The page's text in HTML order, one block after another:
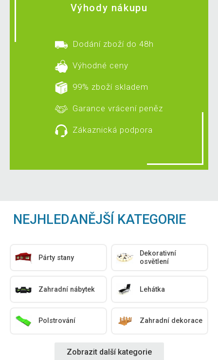
Výhody nákupu
Dodání zboží do 48h
Výhodné ceny
99% zboží skladem
Garance vrácení peněz
Zákaznická podpora
NEJHLEDANĚJŠÍ KATEGORIE
Párty stany
Dekorativní
osvětlení
Zahradní nábytek Lehátka
Polstrování Zahradní dekorace
Zobrazit další kategorie